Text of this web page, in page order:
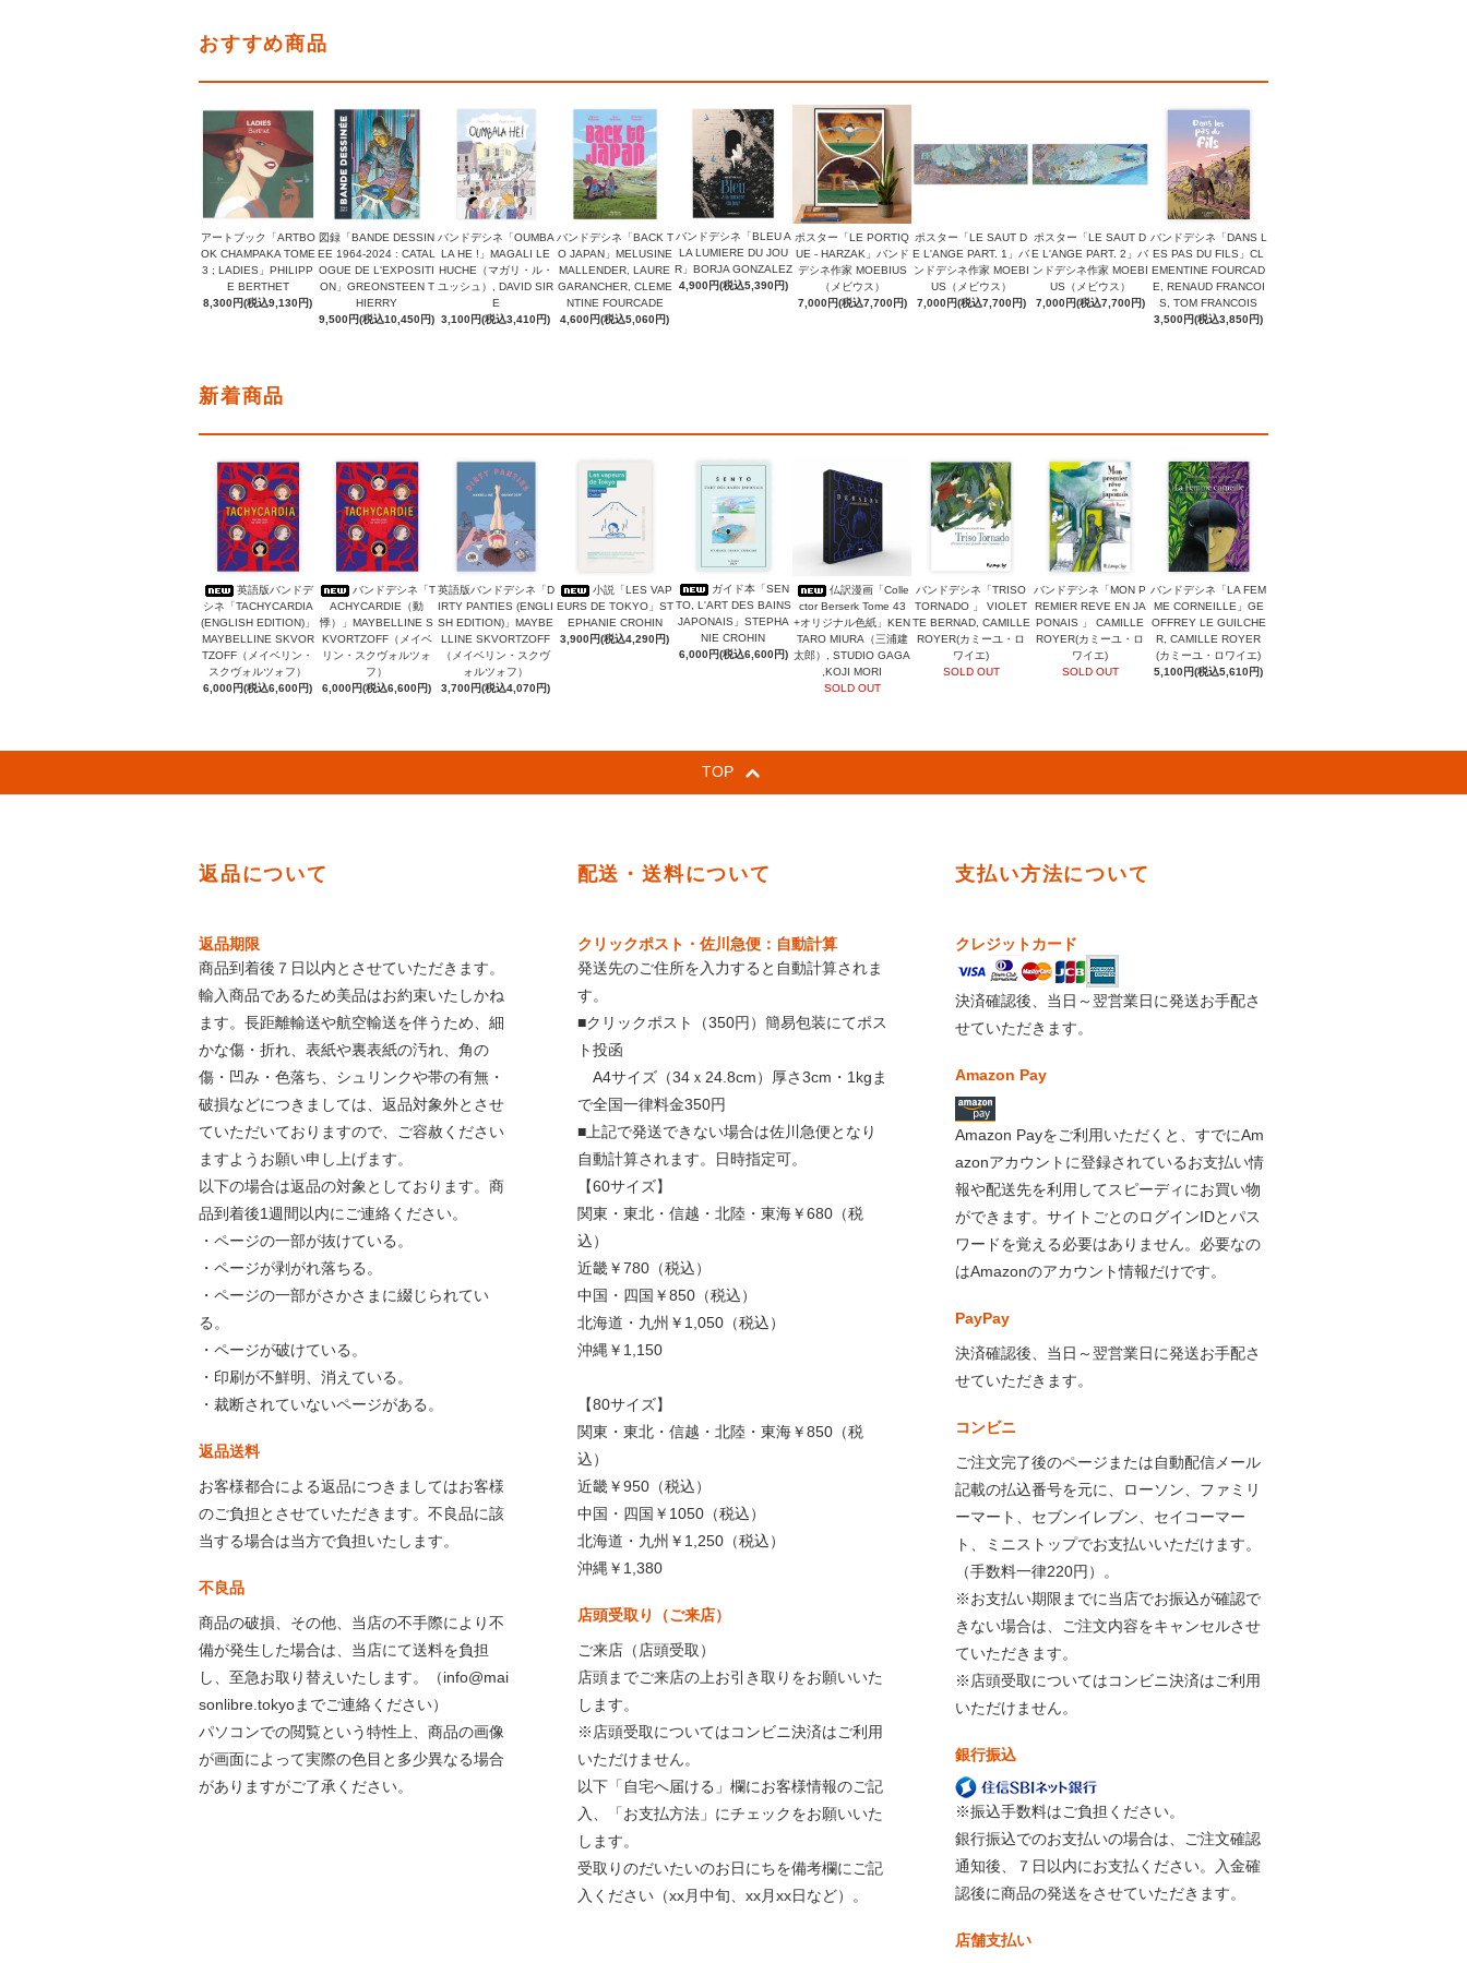
おすすめ商品
アートブック「ARTBO
OK CHAMPAKA TOME
3 ; LADIES」PHILIPP
E BERTHET
8,300円(税込9,130円)
図録「BANDE DESSIN
EE 1964-2024 : CATAL
OGUE DE L'EXPOSITI
ON」GREONSTEEN T
HIERRY
9,500円(税込10,450円)
バンドデシネ「OUMBA
LA HE !」MAGALI LE
HUCHE（マガリ・ル・
ユッシュ）, DAVID SIR
E
3,100円(税込3,410円)
バンドデシネ「BACK T
O JAPAN」MELUSINE
MALLENDER, LAURE
GARANCHER, CLEME
NTINE FOURCADE
4,600円(税込5,060円)
バンドデシネ「BLEU A
LA LUMIERE DU JOU
R」BORJA GONZALEZ
4,900円(税込5,390円)
ポスター「LE PORTIQ
UE - HARZAK」バンド
デシネ作家 MOEBIUS
（メビウス）
7,000円(税込7,700円)
ポスター「LE SAUT D
E L'ANGE PART. 1」バ
ンドデシネ作家 MOEBI
US（メビウス）
7,000円(税込7,700円)
ポスター「LE SAUT D
E L'ANGE PART. 2」バ
ンドデシネ作家 MOEBI
US（メビウス）
7,000円(税込7,700円)
バンドデシネ「DANS L
ES PAS DU FILS」CL
EMENTINE FOURCAD
E, RENAUD FRANCOI
S, TOM FRANCOIS
3,500円(税込3,850円)
新着商品
英語版バンドデ
シネ「TACHYCARDIA
(ENGLISH EDITION)」
MAYBELLINE SKVOR
TZOFF（メイベリン・
スクヴォルツォフ）
6,000円(税込6,600円)
バンドデシネ「T
ACHYCARDIE（動
悸）」MAYBELLINE S
KVORTZOFF（メイベ
リン・スクヴォルツォ
フ）
6,000円(税込6,600円)
英語版バンドデシネ「D
IRTY PANTIES (ENGLI
SH EDITION)」MAYBE
LLINE SKVORTZOFF
（メイベリン・スクヴ
ォルツォフ）
3,700円(税込4,070円)
小説「LES VAP
EURS DE TOKYO」ST
EPHANIE CROHIN
3,900円(税込4,290円)
ガイド本「SEN
TO, L'ART DES BAINS
JAPONAIS」STEPHA
NIE CROHIN
6,000円(税込6,600円)
仏訳漫画「Colle
ctor Berserk Tome 43
+オリジナル色紙」KEN
TARO MIURA（三浦建
太郎）, STUDIO GAGA
,KOJI MORI
SOLD OUT
バンドデシネ「TRISO
TORNADO 」 VIOLET
TE BERNAD, CAMILLE
ROYER(カミーユ・ロ
ワイエ)
SOLD OUT
バンドデシネ「MON P
REMIER REVE EN JA
PONAIS 」 CAMILLE
ROYER(カミーユ・ロ
ワイエ)
SOLD OUT
バンドデシネ「LA FEM
ME CORNEILLE」GE
OFFREY LE GUILCHE
R, CAMILLE ROYER
(カミーユ・ロワイエ)
5,100円(税込5,610円)
TOP
返品について
返品期限
商品到着後７日以内とさせていただきます。
輸入商品であるため美品はお約束いたしかね
ます。長距離輸送や航空輸送を伴うため、細
かな傷・折れ、表紙や裏表紙の汚れ、角の
傷・凹み・色落ち、シュリンクや帯の有無・
破損などにつきましては、返品対象外とさせ
ていただいておりますので、ご容赦ください
ますようお願い申し上げます。
以下の場合は返品の対象としております。商
品到着後1週間以内にご連絡ください。
・ページの一部が抜けている。
・ページが剥がれ落ちる。
・ページの一部がさかさまに綴じられてい
る。
・ページが破けている。
・印刷が不鮮明、消えている。
・裁断されていないページがある。
返品送料
お客様都合による返品につきましてはお客様
のご負担とさせていただきます。不良品に該
当する場合は当方で負担いたします。
不良品
商品の破損、その他、当店の不手際により不
備が発生した場合は、当店にて送料を負担
し、至急お取り替えいたします。（info@mai
sonlibre.tokyoまでご連絡ください）
パソコンでの閲覧という特性上、商品の画像
が画面によって実際の色目と多少異なる場合
がありますがご了承ください。
配送・送料について
クリックポスト・佐川急便：自動計算
発送先のご住所を入力すると自動計算されま
す。
■クリックポスト（350円）簡易包装にてポス
ト投函
A4サイズ（34ｘ24.8cm）厚さ3cm・1kgま
で全国一律料金350円
■上記で発送できない場合は佐川急便となり
自動計算されます。日時指定可。
【60サイズ】
関東・東北・信越・北陸・東海￥680（税
込）
近畿￥780（税込）
中国・四国￥850（税込）
北海道・九州￥1,050（税込）
沖縄￥1,150
【80サイズ】
関東・東北・信越・北陸・東海￥850（税
込）
近畿￥950（税込）
中国・四国￥1050（税込）
北海道・九州￥1,250（税込）
沖縄￥1,380
店頭受取り（ご来店）
ご来店（店頭受取）
店頭までご来店の上お引き取りをお願いいた
します。
※店頭受取についてはコンビニ決済はご利用
いただけません。
以下「自宅へ届ける」欄にお客様情報のご記
入、「お支払方法」にチェックをお願いいた
します。
受取りのだいたいのお日にちを備考欄にご記
入ください（xx月中旬、xx月xx日など）。
支払い方法について
クレジットカード
決済確認後、当日～翌営業日に発送お手配さ
せていただきます。
Amazon Pay
Amazon Payをご利用いただくと、すでにAm
azonアカウントに登録されているお支払い情
報や配送先を利用してスピーディにお買い物
ができます。サイトごとのログインIDとパス
ワードを覚える必要はありません。必要なの
はAmazonのアカウント情報だけです。
PayPay
決済確認後、当日～翌営業日に発送お手配さ
せていただきます。
コンビニ
ご注文完了後のページまたは自動配信メール
記載の払込番号を元に、ローソン、ファミリ
ーマート、セブンイレブン、セイコーマー
ト、ミニストップでお支払いいただけます。
（手数料一律220円）。
※お支払い期限までに当店でお振込が確認で
きない場合は、ご注文内容をキャンセルさせ
ていただきます。
※店頭受取についてはコンビニ決済はご利用
いただけません。
銀行振込
※振込手数料はご負担ください。
銀行振込でのお支払いの場合は、ご注文確認
通知後、７日以内にお支払ください。入金確
認後に商品の発送をさせていただきます。
店舗支払い